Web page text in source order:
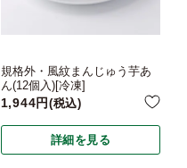
規格外・風紋まんじゅう芋あ
ん(12個入)[冷凍]
1,944 税込
詳細を見る